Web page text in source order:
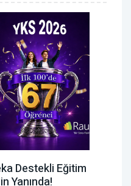
Destekli Eğitim
Yanında!